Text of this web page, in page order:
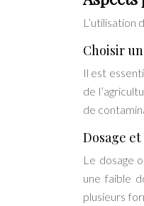
Choisir
Il est
de
de
Dosage
Le dosage
une faible
plusieurs